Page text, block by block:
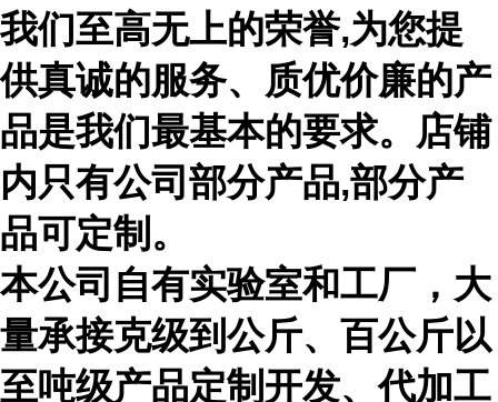
我们至高无上的荣誉,为您提
供真诚的服务、质优价廉的产
品是我们最基本的要求。店铺
内只有公司部分产品,部分产
品可定制。
本公司自有实验室和工厂，大
量承接克级到公斤、百公斤以
至吨级产品定制开发、代加工